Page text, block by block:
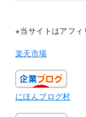
※当サイトはアフ
楽天市場
にほんブログ村